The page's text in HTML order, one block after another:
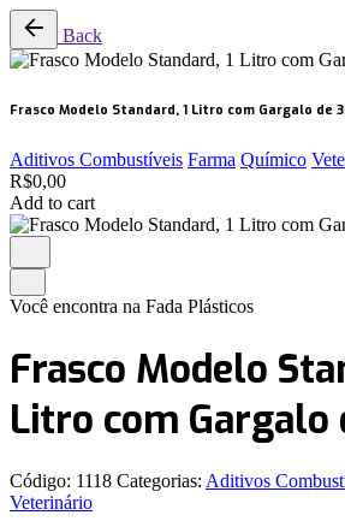
Back
Frasco Modelo Standard, 1 Litro com Gargalo de
Aditivos Combustíveis Farma Químico
R$0,00
Add to cart
Você encontra na Fada Plásticos
Frasco Modelo
Litro com Gargalo
Código: 1118 Categorias: Aditivos
Veterinário